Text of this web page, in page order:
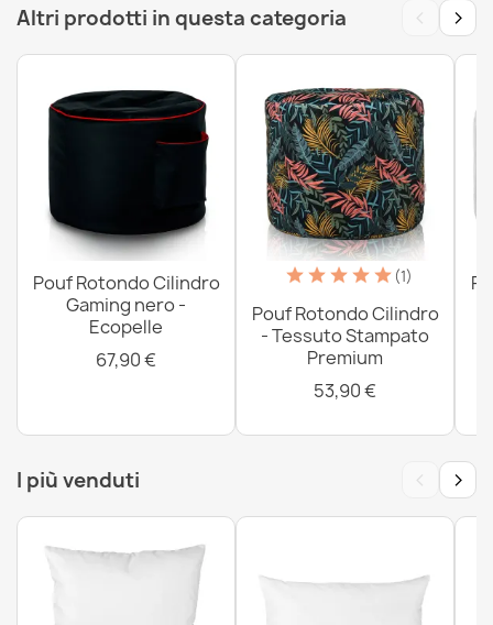
Altri prodotti in questa categoria ‹ ›
Pouf Rotondo Cilindro
Gaming nero -
Ecopelle
67,90 €
(1)
Pouf Rotondo Cilindro
- Tessuto Stampato
Premium
53,90 €
I più venduti ‹ ›